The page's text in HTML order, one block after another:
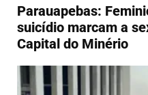
Parauapebas:
suicídio marcam a
Capital do Minério